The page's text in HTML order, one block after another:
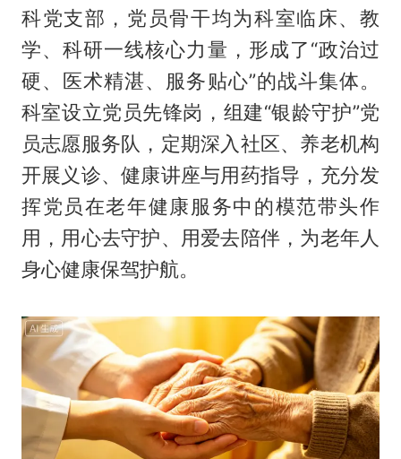
科党支部，党员骨干均为科室临床、教
学、科研一线核心力量，形成了“政治过
硬、医术精湛、服务贴心”的战斗集体。
科室设立党员先锋岗，组建“银龄守护”党
员志愿服务队，定期深入社区、养老机构
开展义诊、健康讲座与用药指导，充分发
挥党员在老年健康服务中的模范带头作
用，用心去守护、用爱去陪伴，为老年人
身心健康保驾护航。